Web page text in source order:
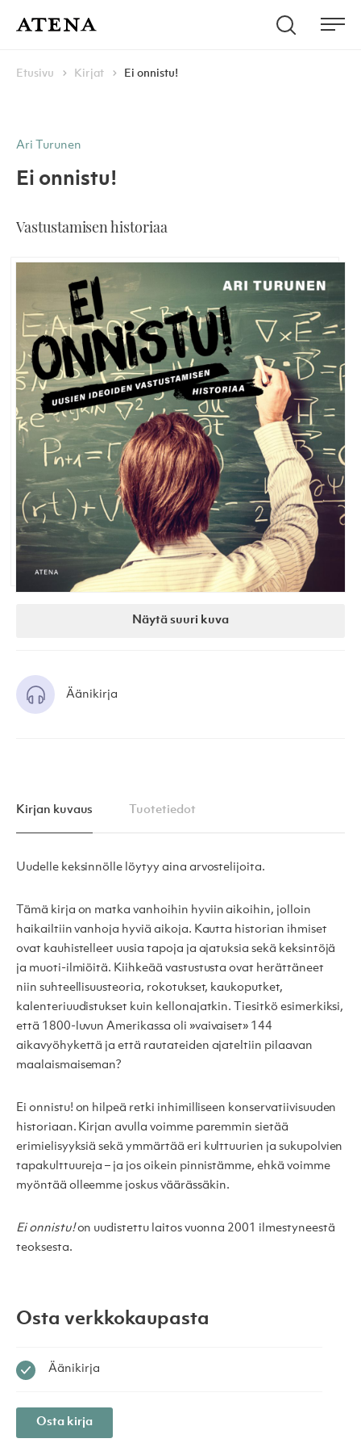
Atena Kustannus Hae
Navigoi
Etusivu
Kirjat Ei onnistu!
Ari Turunen
Ei onnistu!
Vastustamisen historiaa
Näytä suuri kuva
Äänikirja
Kirjan kuvaus Tuotetiedot
Uudelle keksinnölle löytyy aina arvostelijoita.
Tämä kirja on matka vanhoihin hyviin aikoihin, jolloin
haikailtiin vanhoja hyviä aikoja. Kautta historian ihmiset
ovat kauhistelleet uusia tapoja ja ajatuksia sekä keksintöjä
ja muoti-ilmiöitä. Kiihkeää vastustusta ovat herättäneet
niin suhteellisuusteoria, rokotukset, kaukoputket,
kalenteriuudistukset kuin kellonajatkin. Tiesitkö esimerkiksi,
että 1800-luvun Amerikassa oli »vaivaiset» 144
aikavyöhykettä ja että rautateiden ajateltiin pilaavan
maalaismaiseman?
Ei onnistu! on hilpeä retki inhimilliseen konservatiivisuuden
historiaan. Kirjan avulla voimme paremmin sietää
erimielisyyksiä sekä ymmärtää eri kulttuurien ja sukupolvien
tapakulttuureja – ja jos oikein pinnistämme, ehkä voimme
myöntää olleemme joskus väärässäkin.
Ei onnistu!on uudistettu laitos vuonna 2001 ilmestyneestä
teoksesta.
Osta verkkokaupasta
Äänikirja
Osta kirja